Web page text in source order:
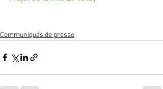
Communiqués de presse